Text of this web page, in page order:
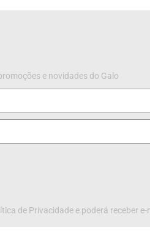
e novidades do Galo
de Privacidade e poderá receber